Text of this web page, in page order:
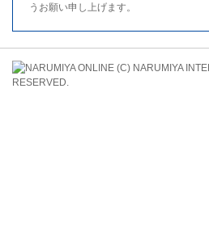
うお願い申し上げます。